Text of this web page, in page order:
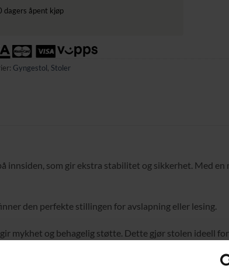
dagers åpent kjøp
Gyngestol, Stoler
innsiden, som gir ekstra stabilitet og sikkerhet. Med
den perfekte stillingen for avslapning eller lesing.
mykhet og behagelig støtte. Dette gjør stolen ideell
nakkestøtten enkelt fjernes eller festes med praktiske